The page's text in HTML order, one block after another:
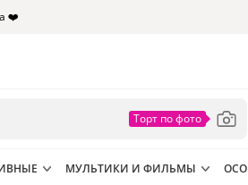
❤️
МУЛЬТИКИ И ФИЛЬМЫ